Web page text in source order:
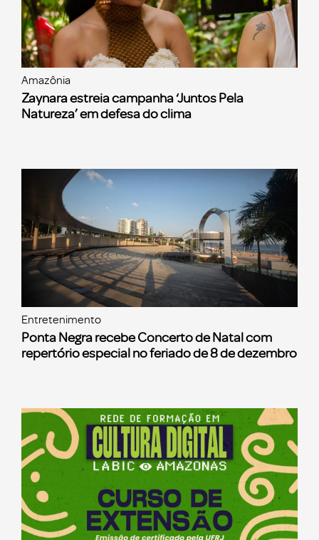
Amazônia
Zaynara estreia campanha ‘Juntos Pela
Natureza’ em defesa do clima
Entretenimento
Ponta Negra recebe Concerto de Natal com
repertório especial no feriado de 8 de dezembro